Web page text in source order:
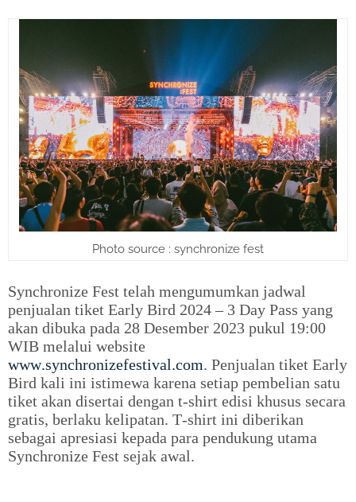
Photo source : synchronize fest
Synchronize Fest telah mengumumkan jadwal
penjualan tiket Early Bird 2024 – 3 Day Pass yang
akan dibuka pada 28 Desember 2023 pukul 19:00
WIB melalui website
www.synchronizefestival.com. Penjualan tiket Early
Bird kali ini istimewa karena setiap pembelian satu
tiket akan disertai dengan t-shirt edisi khusus secara
gratis, berlaku kelipatan. T-shirt ini diberikan
sebagai apresiasi kepada para pendukung utama
Synchronize Fest sejak awal.